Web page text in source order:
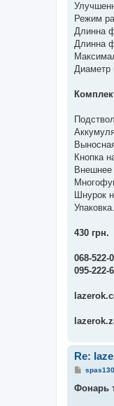
Режим
Длинна
Длинна
Диаметр
Кнопка
Внешнее
Шнурок
Упаковка.
430 грн.
068-522-
095-222-
Re:
П
в
Фонарь